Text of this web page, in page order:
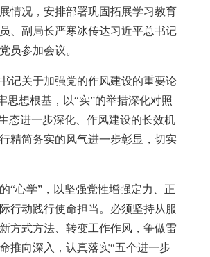
情况，安排部署巩固拓展学习教育
、副局长严寒冰传达习近平总书记
员参加会议。
记关于加强党的作风建设的重要论
思想根基，以“实”的举措深化对照
态进一步深化、作风建设的长效机
精简务实的风气进一步彰显，切实
“心学”，以坚强党性增强定力、正
行动践行使命担当。必须坚持从服
方式方法、转变工作作风，争做雷
推向深入，认真落实“五个进一步